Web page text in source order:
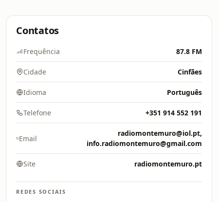
Contatos
Frequência 87.8 FM
Cidade Cinfães
Idioma Português
Telefone +351 914 552 191
Email
radiomontemuro@iol.pt,
info.radiomontemuro@gmail.com
Site radiomontemuro.pt
REDES SOCIAIS